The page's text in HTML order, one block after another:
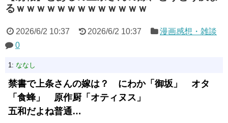
るｗｗｗｗｗｗｗｗｗｗｗｗｗ
2026/6/2 10:37 2026/6/2 10:37
漫画感想・雑談
0
1: ななし
禁書で上条さんの嫁は？ にわか「御坂」 オタ
「食蜂」 原作厨「オティヌス」
五和だよね普通…